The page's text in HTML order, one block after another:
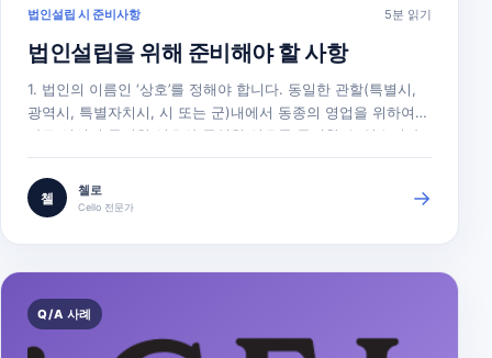
법인설립 시 준비사항 5분 읽기
법인설립을 위해 준비해야 할 사항
1. 법인의 이름인 ‘상호’를 정해야 합니다. 동일한 관할(특별시,
광역시, 특별자치시, 시 또는 군)내에서 동종의 영업을 위하여
다른 상인이 등기한 상호와 동일한 상호를 등기할 수 없습니다
(상업등기법 제29조). 따라서 어떠한 관할 내에서 사용하고자
하는 상호가 동일한 관할 등기소에 이미 등기되어 있는지를 먼
저 알아봐야 합니다. 인터넷등기소( www.iros.go.kr)에서 상호
첼 첼로
Cello 전문가 →
Q/A 사례